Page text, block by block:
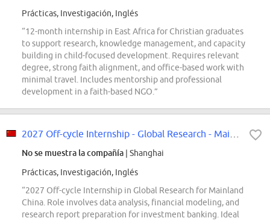
Prácticas, Investigación, Inglés
“12-month internship in East Africa for Christian graduates
to support research, knowledge management, and capacity
building in child-focused development. Requires relevant
degree, strong faith alignment, and office-based work with
minimal travel. Includes mentorship and professional
development in a faith-based NGO.”
No se muestra la compañía | Shanghai
Prácticas, Investigación, Inglés
“2027 Off-cycle Internship in Global Research for Mainland
China. Role involves data analysis, financial modeling, and
research report preparation for investment banking. Ideal